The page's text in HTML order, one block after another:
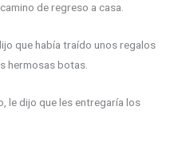
de regreso a casa.
que había traído unos regalos
hermosas botas.
le dijo que les entregaría los